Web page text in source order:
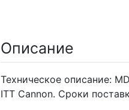
Описание
Техническое описание:
ITT Cannon. Сроки